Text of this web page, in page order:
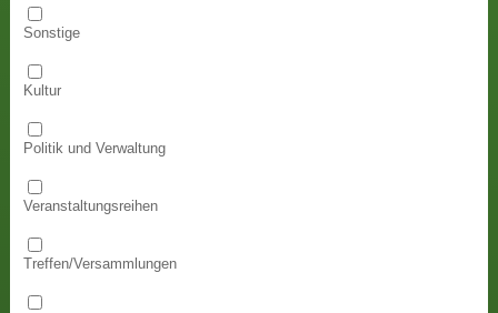
Sonstige
Kultur
Politik und Verwaltung
Veranstaltungsreihen
Treffen/Versammlungen